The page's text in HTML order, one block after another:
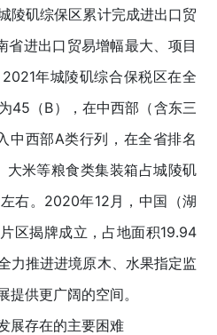
陵矶综保区累计完成进出口贸
省进出口贸易增幅最大、项目
年城陵矶综合保税区在全
45（B），在中西部（含东三
中西部A类行列，在全省排名
大米等粮食类集装箱占城陵矶
右。2020年12月，中国（湖
区揭牌成立，占地面积19.94
力推进进境原木、水果指定监
供更广阔的空间。
存在的主要困难